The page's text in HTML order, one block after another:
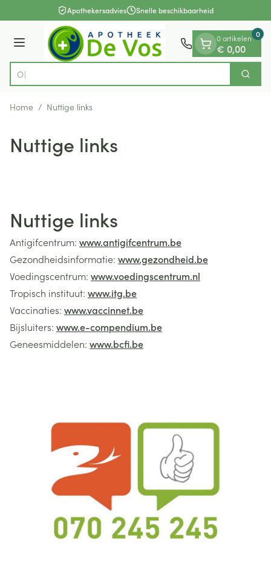
Ga naar de inhoudApothekersadvies Snelle beschikbaarheid
Menu
Product, merk, categorie... Zoek
0 artikelen
€ 0,00
0
Home / Nuttige links
Nuttige links
Nuttige links
Antigifcentrum: www.antigifcentrum.be
Gezondheidsinformatie: www.gezondheid.be
Voedingscentrum: www.voedingscentrum.nl
Tropisch instituut: www.itg.be
Vaccinaties: www.vaccinnet.be
Bijsluiters: www.e-compendium.be
Geneesmiddelen: www.bcfi.be